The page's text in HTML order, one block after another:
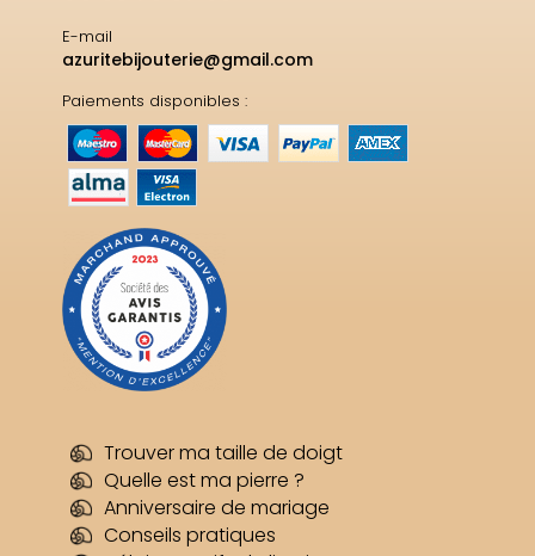
E-mail
azuritebijouterie@gmail.com
Paiements disponibles :
Trouver ma taille de doigt
Quelle est ma pierre ?
Anniversaire de mariage
Conseils pratiques